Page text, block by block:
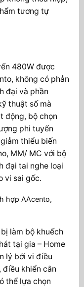
tương tự
480W được
không có phản
đại và phần
thuật số mà
động, bộ chọn
phi tuyến
thiểu biến
MM/ MC với bộ
đại tai nghe loại
vi sai gốc.
làm bộ khuếch
tại gia – Home
lý bởi vi điều
điều khiển cân
thể lựa chọn